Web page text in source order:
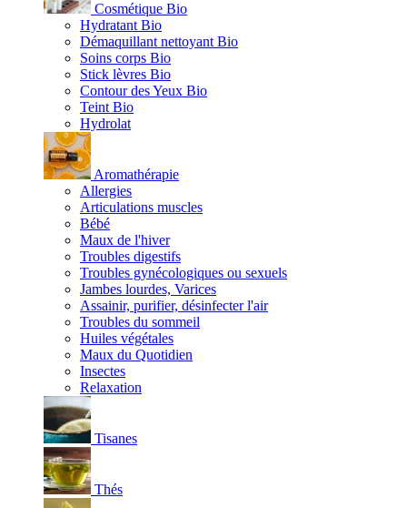
Cosmétique Bio
Hydratant Bio
Démaquillant nettoyant Bio
Soins corps Bio
Stick lèvres Bio
Contour des Yeux Bio
Teint Bio
Hydrolat
Aromathérapie
Allergies
Articulations muscles
Bébé
Maux de l'hiver
Troubles digestifs
Troubles gynécologiques ou sexuels
Jambes lourdes, Varices
Assainir, purifier, désinfecter l'air
Troubles du sommeil
Huiles végétales
Maux du Quotidien
Insectes
Relaxation
Tisanes
Thés